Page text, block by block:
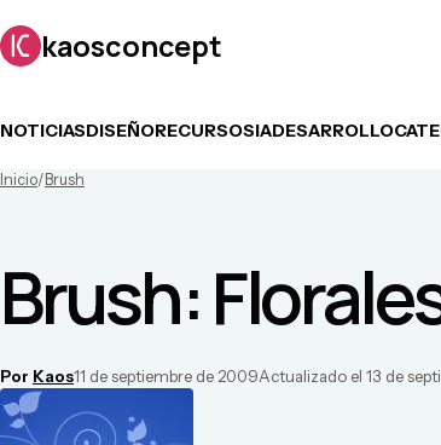
kaosconcept
NOTICIASDISEÑORECURSOSIADESARROLLO
Inicio/ Brush
Brush:
Por Kaos11 de septiembre de 2009Actualizado el 13 de